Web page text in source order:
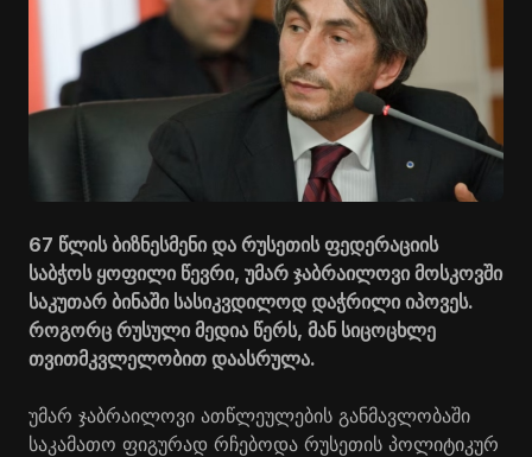
67 წლის ბიზნესმენი და რუსეთის ფედერაციის
საბჭოს ყოფილი წევრი, უმარ ჯაბრაილოვი მოსკოვში
საკუთარ ბინაში სასიკვდილოდ დაჭრილი იპოვეს.
როგორც რუსული მედია წერს, მან სიცოცხლე
თვითმკვლელობით დაასრულა.
უმარ ჯაბრაილოვი ათწლეულების განმავლობაში
საკამათო ფიგურად რჩებოდა რუსეთის პოლიტიკურ